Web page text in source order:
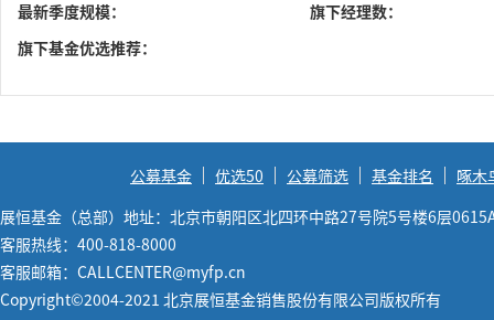
最新季度规模：
旗下经理数：
旗下基金优选推荐：
公募基金 优选50 公募筛选 基金排名
啄木
展恒基金（总部）地址：北京市朝阳区北四环中路27号院5号楼6层
客服热线：400-818-8000
客服邮箱：CALLCENTER@myfp.cn
Copyright©2004-2021 北京展恒基金销售股份有限公司版权所有